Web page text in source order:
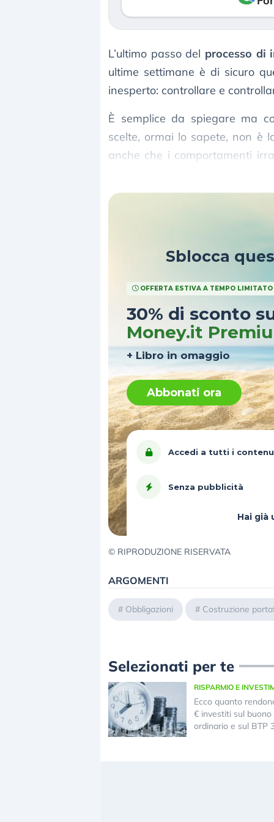
L’ultimo passo del processo di
ultime settimane è di sicuro
inesperto: controllare e
È semplice da spiegare ma
scelte, ormai lo sapete, non è
anche che i comportamenti
Sblocca
OFFERTA ESTIVA A TEMPO LIMITATO
30% di sconto
Money.it
+ Libro in omaggio
Abbonati ora
Accedi a tutti i
Senza pubblicità
Hai già
© RIPRODUZIONE RISERVATA
ARGOMENTI
# Obbligazioni # Costruzione
Selezionati per te
RISPARMIO E
Ecco quanto
€ investiti sul
ordinario e sul BTP